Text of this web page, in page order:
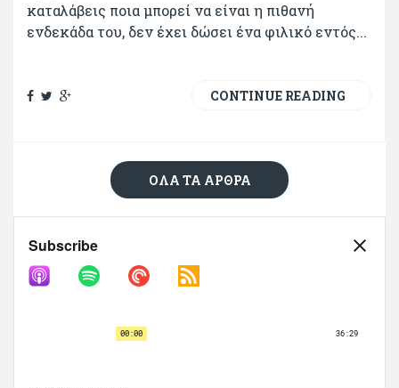
καταλάβεις ποια μπορεί να είναι η πιθανή
ενδεκάδα του, δεν έχει δώσει ένα φιλικό εντός...
CONTINUE READING
ΌΛΑ ΤΑ ΆΡΘΡΑ